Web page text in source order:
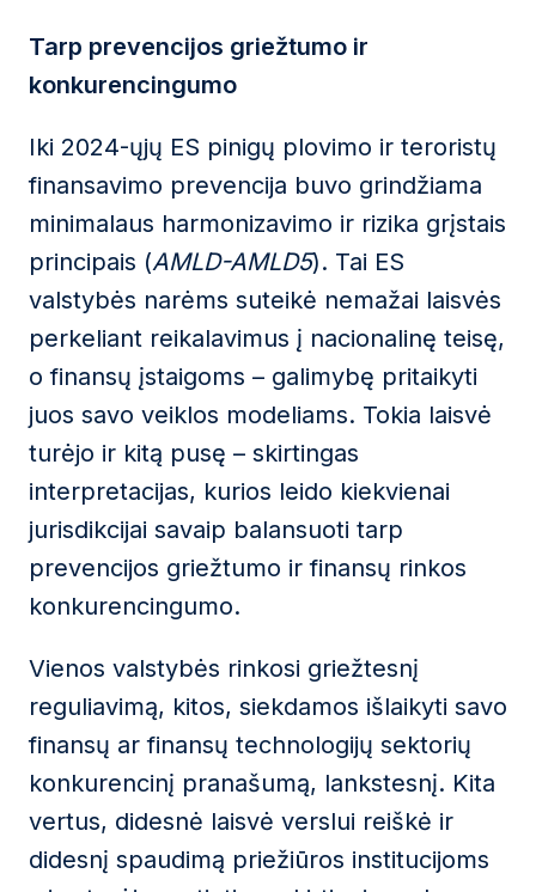
Tarp prevencijos griežtumo ir
konkurencingumo
Iki 2024-ųjų ES pinigų plovimo ir teroristų
finansavimo prevencija buvo grindžiama
minimalaus harmonizavimo ir rizika grįstais
principais (AMLD-AMLD5). Tai ES
valstybės narėms suteikė nemažai laisvės
perkeliant reikalavimus į nacionalinę teisę,
o finansų įstaigoms – galimybę pritaikyti
juos savo veiklos modeliams. Tokia laisvė
turėjo ir kitą pusę – skirtingas
interpretacijas, kurios leido kiekvienai
jurisdikcijai savaip balansuoti tarp
prevencijos griežtumo ir finansų rinkos
konkurencingumo.
Vienos valstybės rinkosi griežtesnį
reguliavimą, kitos, siekdamos išlaikyti savo
finansų ar finansų technologijų sektorių
konkurencinį pranašumą, lankstesnį. Kita
vertus, didesnė laisvė verslui reiškė ir
didesnį spaudimą priežiūros institucijoms